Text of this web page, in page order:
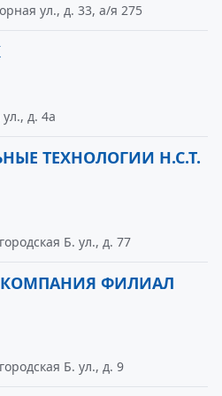
ул., д. 33, а/я 275
д. 4а
ТЕХНОЛОГИИ Н.С.Т.
Б. ул., д. 77
КОМПАНИЯ ФИЛИАЛ
Б. ул., д. 9